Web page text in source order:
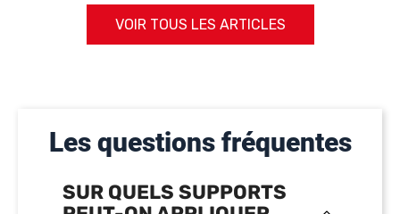
VOIR TOUS LES ARTICLES
Les questions fréquentes
SUR QUELS SUPPORTS